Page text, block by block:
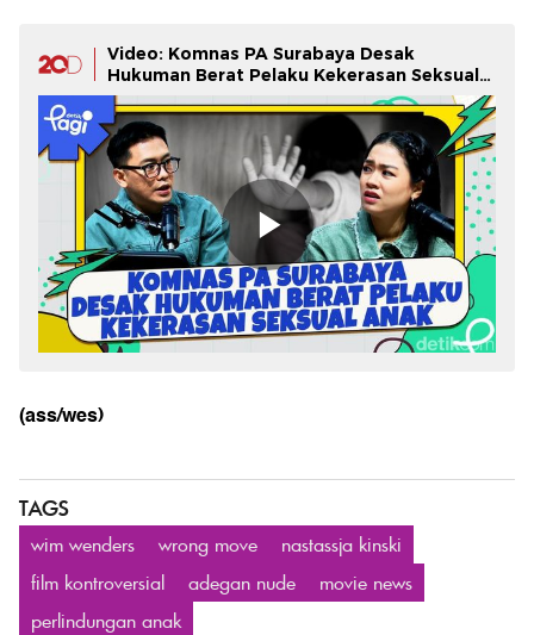
Video: Komnas PA Surabaya Desak
Hukuman Berat Pelaku Kekerasan Seksual
Anak
(ass/wes)
TAGS
wim wenders wrong move
nastassja kinski
film kontroversial
adegan nude
movie news
perlindungan anak